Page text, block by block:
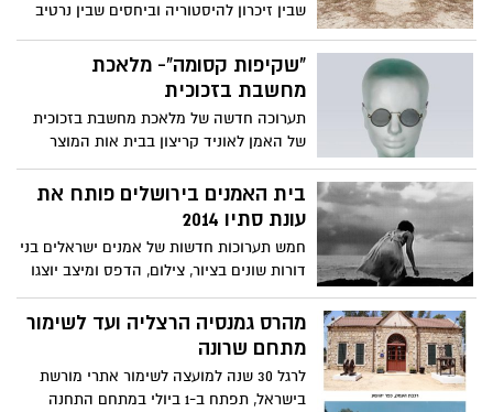
שבין זיכרון להיסטוריה וביחסים שבין נרטיב
ברציפות בה תפתח תערוכה בערב יום הזיכרון
"שקיפות קסומה"- מלאכת
מחשבת בזכוכית
תערוכה חדשה של מלאכת מחשבת בזכוכית
של האמן לאוניד קריצון בבית אות המוצר
הירושלמי יוצאת לדרך
בית האמנים בירושלים פותח את
עונת סתיו 2014
חמש תערוכות חדשות של אמנים ישראלים בני
דורות שונים בציור, צילום, הדפס ומיצב יוצגו
בבית האמנים. פתיחה חגיגית: יום שבת -
30.8.14 - בשעה 12:00 נעילה: 18.10.14
מהרס גמנסיה הרצליה ועד לשימור
מתחם שרונה
לרגל 30 שנה למועצה לשימור אתרי מורשת
בישראל, תפתח ב-1 ביולי במתחם התחנה